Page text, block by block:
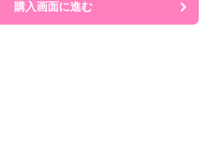
購入画面に進む
購入画面に進む